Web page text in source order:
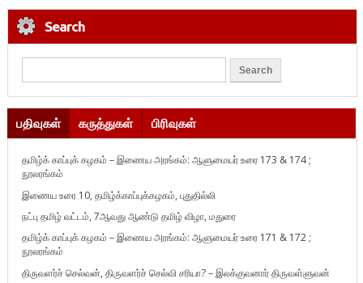
Search
பதிவுகள் கருத்துகள் பிரிவுகள்
தமிழ்க் காப்புக் கழகம் – இணைய அரங்கம்: ஆளுமையர் உரை 173 & 174 ;
நூலரங்கம்
இணைய உரை 10, தமிழ்க்காப்புக்கழகம், புதுதில்லி
நட்பு தமிழ் வட்டம், 7ஆவது ஆண்டு தமிழ் விழா, மதுரை
தமிழ்க் காப்புக் கழகம் – இணைய அரங்கம்: ஆளுமையர் உரை 171 & 172 ;
நூலரங்கம்
திருவளர்ச் செல்வன், திருவளர்ச் செல்வி சரியா? – இலக்குவனார் திருவள்ளுவன்